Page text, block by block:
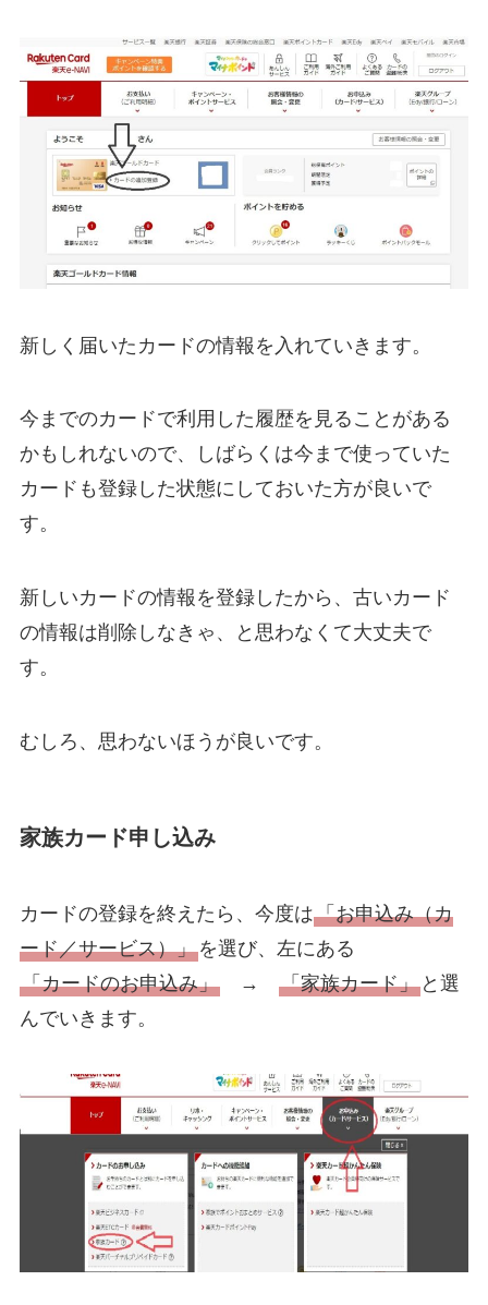
新しく届いたカードの情報を入れていきます。
今までのカードで利用した履歴を見ることがある
かもしれないので、しばらくは今まで使っていた
カードも登録した状態にしておいた方が良いで
す。
新しいカードの情報を登録したから、古いカード
の情報は削除しなきゃ、と思わなくて大丈夫で
す。
むしろ、思わないほうが良いです。
家族カード申し込み
カードの登録を終えたら、今度は「お申込み（カ
ード／サービス）」を選び、左にある
「カードのお申込み」→ 「家族カード」と選
んでいきます。